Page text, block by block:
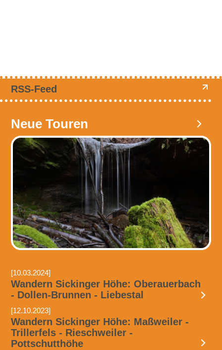
RSS-Feed
Neue Touren
[10.03.2024]
Wandern Sickinger Höhe: Oberauerbach
- Dollen-Brunnen - Liebestal
[12.10.2023]
Wandern Sickinger Höhe: Maßweiler -
Trillerfels - Rieschweiler -
Pottschutthöhe